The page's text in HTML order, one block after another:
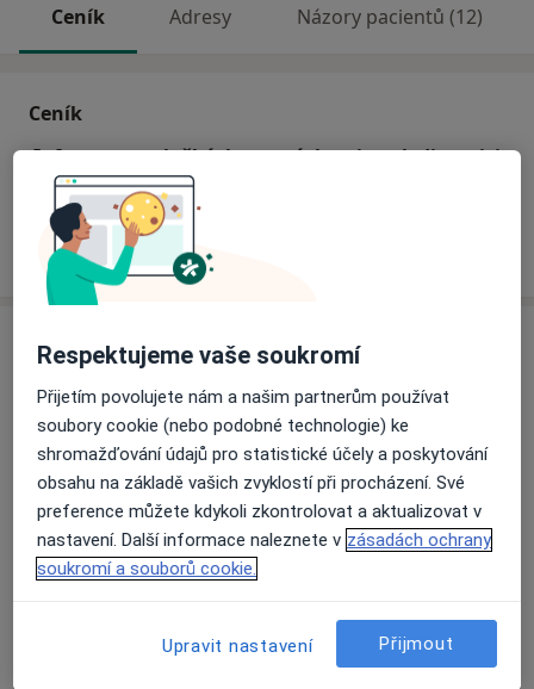
Ceník Adresy Názory pacientů (12)
Ceník
Informace o službách a cenách nejsou k dispozici
Tento specialista ještě nepřidával žádné informace o
svých službách.
Krušnohorská poliklinika s.r.o.
Žižkova 151, Litvínov43601
Přiblížit mapuse otevře v nové záložce
Dostupnost
Na této adrese online kalendář není aktivní
Způsoby platby (soukromé návštěvy)
Respektujeme vaše soukromí
Přijetím povolujete nám a našim partnerům používat
soubory cookie (nebo podobné technologie) ke
shromažďování údajů pro statistické účely a poskytování
obsahu na základě vašich zvyklostí při procházení. Své
preference můžete kdykoli zkontrolovat a aktualizovat v
nastavení. Další informace naleznete v zásadách ochrany
soukromí a souborů cookie.
Upravit nastavení Přijmout